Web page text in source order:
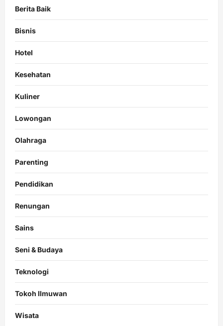
Berita Baik
Bisnis
Hotel
Kesehatan
Kuliner
Lowongan
Olahraga
Parenting
Pendidikan
Renungan
Sains
Seni & Budaya
Teknologi
Tokoh Ilmuwan
Wisata